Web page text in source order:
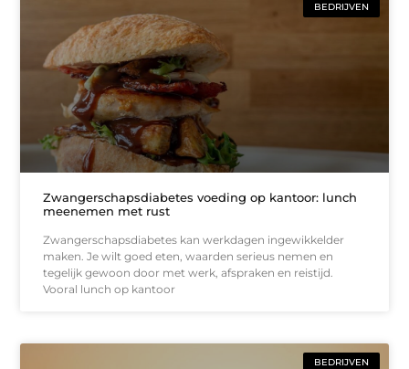
BEDRIJVEN
Zwangerschapsdiabetes voeding op kantoor: lunch
meenemen met rust
Zwangerschapsdiabetes kan werkdagen ingewikkelder
maken. Je wilt goed eten, waarden serieus nemen en
tegelijk gewoon door met werk, afspraken en reistijd.
Vooral lunch op kantoor
BEDRIJVEN